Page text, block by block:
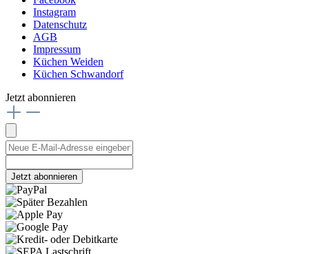
Instagram
Datenschutz
AGB
Impressum
Küchen Weiden
Küchen Schwandorf
Jetzt abonnieren
Jetzt abonnieren